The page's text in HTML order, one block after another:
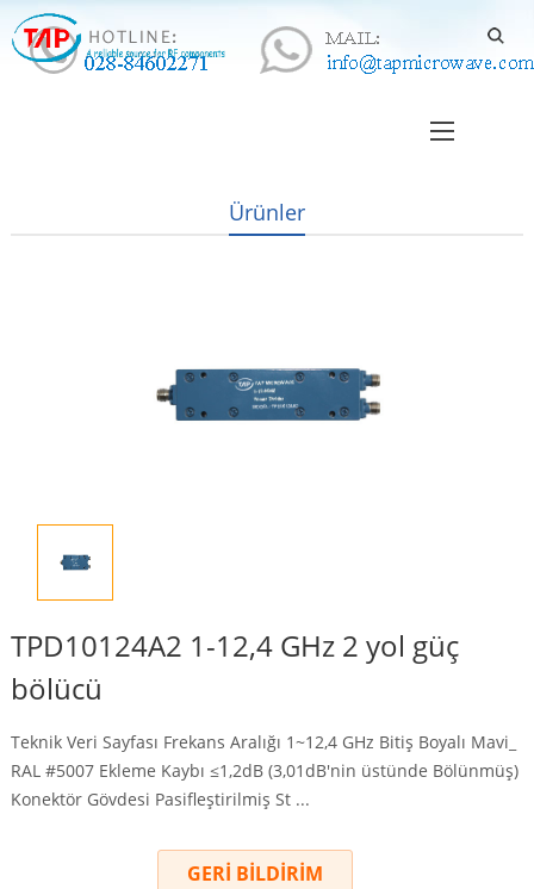
Ürünler
TPD10124A2 1-12,4 GHz 2 yol güç
bölücü
Teknik Veri Sayfası Frekans Aralığı 1~12,4 GHz Bitiş Boyalı Mavi_
RAL #5007 Ekleme Kaybı ≤1,2dB (3,01dB'nin üstünde Bölünmüş)
Konektör Gövdesi Pasifleştirilmiş St ...
GERİ BİLDİRİM